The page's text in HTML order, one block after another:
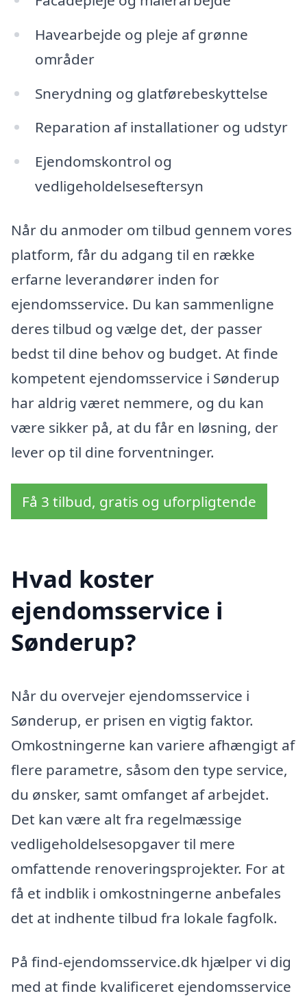
Havearbejde og pleje af grønne
områder
Snerydning og glatførebeskyttelse
Reparation af installationer og udstyr
Ejendomskontrol og
vedligeholdelseseftersyn
Når du anmoder om tilbud gennem vores
platform, får du adgang til en række
erfarne leverandører inden for
ejendomsservice. Du kan sammenligne
deres tilbud og vælge det, der passer
bedst til dine behov og budget. At finde
kompetent ejendomsservice i Sønderup
har aldrig været nemmere, og du kan
være sikker på, at du får en løsning, der
lever op til dine forventninger.
Få 3 tilbud, gratis og uforpligtende
Hvad koster
ejendomsservice i
Sønderup?
Når du overvejer ejendomsservice i
Sønderup, er prisen en vigtig faktor.
Omkostningerne kan variere afhængigt af
flere parametre, såsom den type service,
du ønsker, samt omfanget af arbejdet.
Det kan være alt fra regelmæssige
vedligeholdelsesopgaver til mere
omfattende renoveringsprojekter. For at
få et indblik i omkostningerne anbefales
det at indhente tilbud fra lokale fagfolk.
På find-ejendomsservice.dk hjælper vi dig
med at finde kvalificeret ejendomsservice